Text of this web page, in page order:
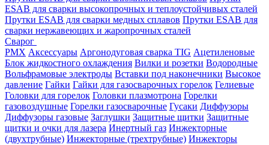
ESAB для сварки высокопрочных и теплоустойчивых сталей
Прутки ESAB для сварки медных сплавов Прутки ESAB для
сварки нержавеющих и жаропрочных сталей
Сварог
PMX Аксессуары Аргонодуговая сварка TIG Ацетиленовые
Блок жидкостного охлаждения Вилки и розетки Водородные
Вольфрамовые электроды Вставки под наконечники Высокое
давление Гайки Гайки для газосварочных горелок Гелиевые
Головки для горелок Головки плазмотрона Горелки
газовоздушные Горелки газосварочные Гусаки Диффузоры
Диффузоры газовые Заглушки Защитные щитки Защитные
щитки и очки для лазера Инертный газ Инжекторные
(двухтрубные) Инжекторные (трехтрубные) Инжекторы